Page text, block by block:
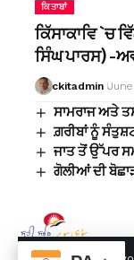
ਕਿਤਾਬਾਂ
ਕਿੱਸਾਕਾਵਿ `ਚ
ਸਿੰਘ ਪਾਰਸ) -
ckitadmin June
ਸਾਮਰਾਜ ਅਤੇ
ਗ਼ਰੀਬਾਂ ਨੂੰ
ਜਾਤ ਤੋਂ ਉੱਪਰ
ਗੋਲੀਆਂ ਦੀ